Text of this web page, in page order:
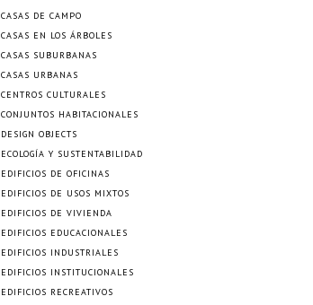
CASAS DE CAMPO
CASAS EN LOS ÁRBOLES
CASAS SUBURBANAS
CASAS URBANAS
CENTROS CULTURALES
CONJUNTOS HABITACIONALES
DESIGN OBJECTS
ECOLOGÍA Y SUSTENTABILIDAD
EDIFICIOS DE OFICINAS
EDIFICIOS DE USOS MIXTOS
EDIFICIOS DE VIVIENDA
EDIFICIOS EDUCACIONALES
EDIFICIOS INDUSTRIALES
EDIFICIOS INSTITUCIONALES
EDIFICIOS RECREATIVOS